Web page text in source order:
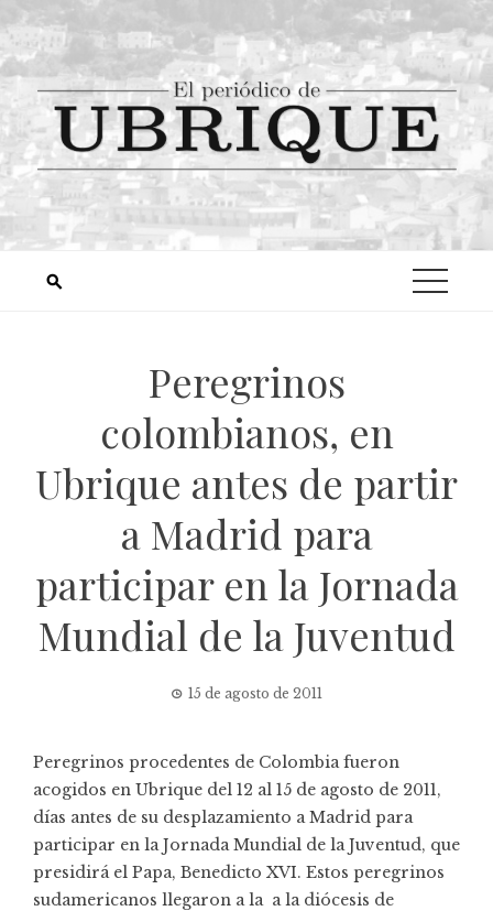
Peregrinos
colombianos, en
Ubrique antes de partir
a Madrid para
participar en la Jornada
Mundial de la Juventud
15 de agosto de 2011
Peregrinos procedentes de Colombia fueron
acogidos en Ubrique del 12 al 15 de agosto de 2011,
días antes de su desplazamiento a Madrid para
participar en la Jornada Mundial de la Juventud, que
presidirá el Papa, Benedicto XVI. Estos peregrinos
sudamericanos llegaron a la a la diócesis de